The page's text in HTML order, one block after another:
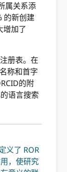
属关系添
的新创建
增加了
册表。在
称和首字
的附
语言搜索
义了 ROR
，使研究